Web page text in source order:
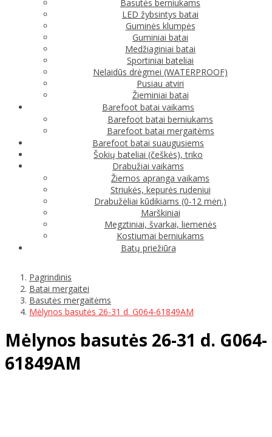
Basutės berniukams
LED žybsintys batai
Guminės klumpės
Guminiai batai
Medžiaginiai batai
Sportiniai bateliai
Nelaidūs drėgmei (WATERPROOF)
Pusiau atviri
Žieminiai batai
Barefoot batai vaikams
Barefoot batai berniukams
Barefoot batai mergaitėms
Barefoot batai suaugusiems
Šokių bateliai (češkės), triko
Drabužiai vaikams
Žiemos apranga vaikams
Striukės, kepurės rudeniui
Drabužėliai kūdikiams (0-12 mėn.)
Marškiniai
Megztiniai, švarkai, liemenės
Kostiumai berniukams
Batų priežiūra
Pagrindinis
Batai mergaitei
Basutės mergaitėms
Mėlynos basutės 26-31 d. G064-61849AM
Mėlynos basutės 26-31 d. G064-
61849AM